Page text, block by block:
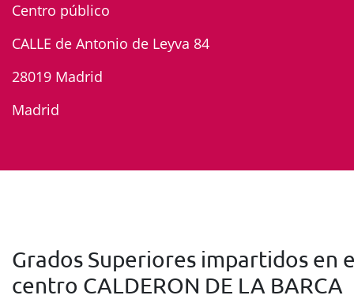
Centro público
CALLE de Antonio de Leyva 84
28019 Madrid
Madrid
Grados Superiores impartidos en
centro CALDERON DE LA BARCA